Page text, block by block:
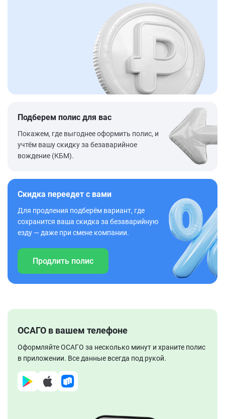
Подберем полис для вас
Покажем, где выгоднее оформить полис, и
учтём вашу скидку за безаварийное
вождение (КБМ).
Скидка переедет с вами
Для продления подберём вариант, где
сохранится ваша скидка за безаварийную
езду — даже при смене компании.
Продлить полис
ОСАГО в вашем телефоне
Оформляйте ОСАГО за несколько минут и храните полис
в приложении. Все данные всегда под рукой.